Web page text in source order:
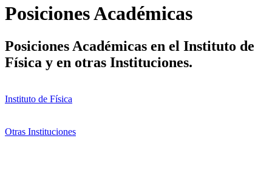
Posiciones Académicas
Posiciones Académicas en el Instituto de
Física y en otras Instituciones.
Instituto de Física
Otras Instituciones